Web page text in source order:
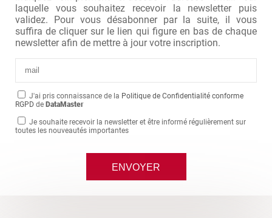
laquelle vous souhaitez recevoir la newsletter puis
validez. Pour vous désabonner par la suite, il vous
suffira de cliquer sur le lien qui figure en bas de chaque
newsletter afin de mettre à jour votre inscription.
J'ai pris connaissance de la Politique de Confidentialité conforme
RGPD de DataMaster
Je souhaite recevoir la newsletter et être informé régulièrement sur
toutes les nouveautés importantes